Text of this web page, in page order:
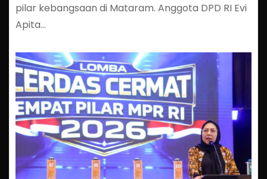
pilar kebangsaan di Mataram. Anggota DPD RI Evi
Apita…